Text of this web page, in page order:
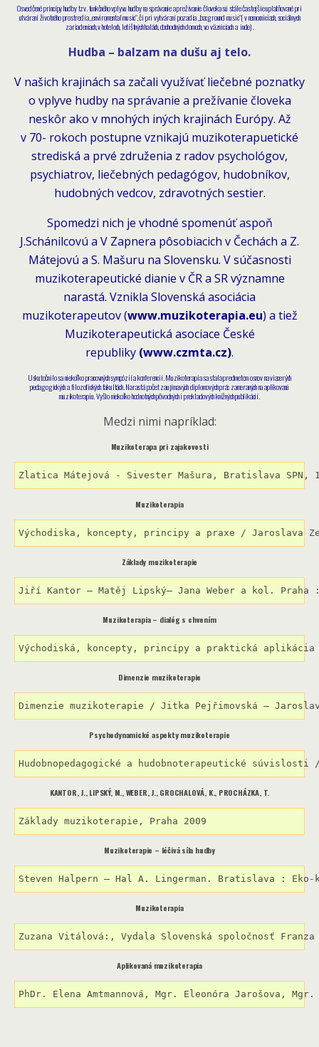
Osvedčené princípy hudby tzv. funkčného vplyvu hudby na správanie a prežívanie človeka sú stále častejšie uplatňované pri
utváraní životného prostredia „enviromental music“, či pri vytváraní pozadia „bacground music“( v nemocniciach, sociálnych
zariadeniach, v hoteloch, letištných halách, obchodných domoch, vo väzniciach a inde).
Hudba – balzam na dušu aj telo.
V našich krajinách sa začali využívať liečebné poznatky
o vplyve hudby na správanie a prežívanie človeka
neskôr ako v mnohých iných krajinách Európy. Až
v 70- rokoch postupne vznikajú muzikoterapuetické
strediská a prvé združenia z radov psychológov,
psychiatrov, liečebných pedagógov, hudobníkov,
hudobných vedcov, zdravotných sestier.
Spomedzi nich je vhodné spomenúť aspoň
J.Schánilcovú a V Zapnera pôsobiacich v Čechách a Z.
Mátejovú a S. Mašuru na Slovensku. V súčasnosti
muzikoterapeutické dianie v ČR a SR významne
narastá. Vznikla Slovenská asociácia
muzikoterapeutov (www.muzikoterapia.eu) a tiež
Muzikoterapeutická asociace České
republiky (www.czmta.cz).
Uskutočnilo sa niekoľko pracovných sympózií a konferencií. Muzikoterapia sa stala predmetom osnov na viacerých
pedagogických a filozofických fakultách. Narastá počet zaujímavých diplomových prác zameraných na aplikovanú
muzikoterapiu. Vyšlo niekoľko hodnotných pôvodných i prekladových knižných publikácií.
Medzi nimi napríklad:
Muzikoterapa pri zajakovosti
Zlatica Mátejová - Sivester Mašura, Bratislava SPN,
Muzikoterapia
Východiska, koncepty, principy a praxe / Jaroslava
Základy muzikoterapie
Jiří Kantor – Matěj Lipský– Jana Weber a kol. Praha
Muzikoterapia – dialóg s chvením
Východiská, koncepty, princípy a praktická aplikácia
Dimenzie muzikoterapie
Dimenzie muzikoterapie / Jitka Pejřimovská –
Psychodynamické aspekty muzikoterapie
Hudobnopedagogické a hudobnoterapeutické
KANTOR, J., LIPSKÝ, M., WEBER, J., GROCHALOVÁ, K., PROCHÁZKA, T.
Základy muzikoterapie, Praha 2009
Muzikoterapie – léčivá síla hudby
Steven Halpern – Hal A. Lingerman. Bratislava : Eko-
Muzikoterapia
Zuzana Vitálová:, Vydala Slovenská spoločnosť
Aplikovaná muzikoterapia
PhDr. Elena Amtmannová, Mgr. Eleonóra Jarošova,